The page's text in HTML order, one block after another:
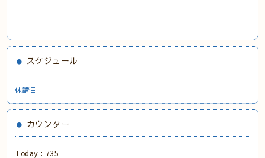
スケジュール
休講日
カウンター
Today : 735